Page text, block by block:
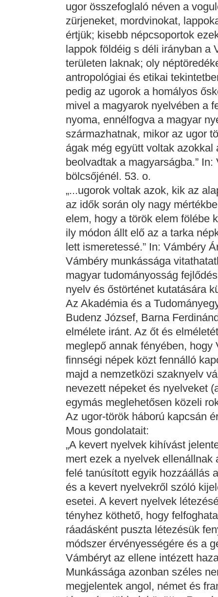
ugor összefoglaló néven a
zürjeneket, mordvinokat,
értjük; kisebb népcsoportok
lappok földéig s déli irányban a
területen laknak; oly
antropológiai és etikai
pedig az ugorok a homályos
mivel a magyarok nyelvében a
nyoma, ennélfogva a magyar
származhatnak, mikor az ugor
ágak még együtt voltak
beolvadtak a magyarságba.”
bölcsőjénél. 53. o.
„...ugorok voltak azok, kik az
az idők során oly nagy
elem, hogy a török elem fölébe
ily módon állt elő az a tarka
lett ismeretessé.” In: Vámbéry
Vámbéry munkássága
magyar tudományosság
nyelv és őstörténet kutatására
Az Akadémia és a
Budenz József, Barna
elmélete iránt. Az őt és
meglepő annak fényében,
finnségi népek közt fennálló
majd a nemzetközi szaknyelv
nevezett népeket és nyelveket
egymás meglehetősen közeli
Az ugor-török háború kapcsán
Mous gondolatait:
„A kevert nyelvek kihívást
mert ezek a nyelvek
felé tanúsított egyik hozzáállás
és a kevert nyelvekről szóló
esetei. A kevert nyelvek
tényhez köthető, hogy
ráadásként puszta létezésük
módszer érvényességére és a
Vámbéryt az ellene intézett
Munkássága azonban széles
megjelentek angol, német és